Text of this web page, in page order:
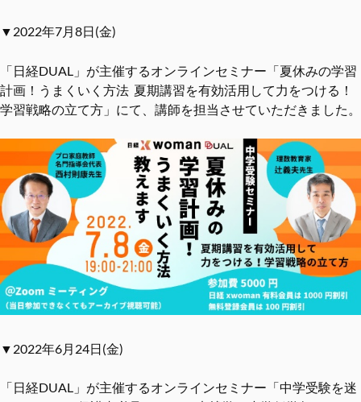
▼2022年7月8日(金)
「日経DUAL」が主催するオンラインセミナー「夏休みの学習
計画！うまくいく方法 夏期講習を有効活用して力をつける！
学習戦略の立て方」にて、講師を担当させていただきました。
▼2022年6月24日(金)
「日経DUAL」が主催するオンラインセミナー「中学受験を迷